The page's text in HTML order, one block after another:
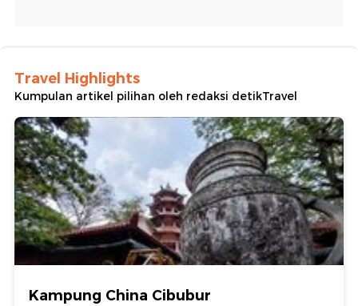
Travel Highlights
Kumpulan artikel pilihan oleh redaksi detikTravel
Kampung China Cibubur